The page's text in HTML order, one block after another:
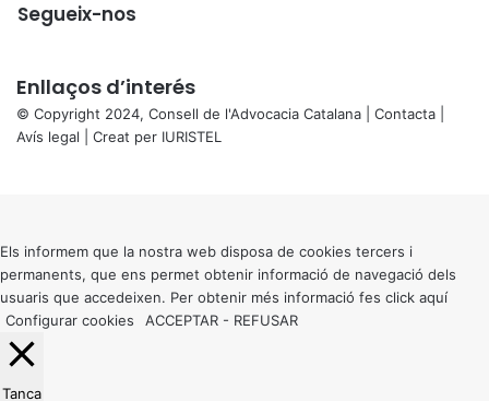
Segueix-nos
Enllaços d’interés
© Copyright 2024, Consell de l'Advocacia Catalana | Contacta
Avís legal | Creat per IURISTEL
button
Els informem que la nostra web disposa de cookies tercers i
permanents, que ens permet obtenir informació de navegació dels
usuaris que accedeixen. Per obtenir més informació fes click aquí
Configurar cookies
ACCEPTAR - REFUSAR
Tanca